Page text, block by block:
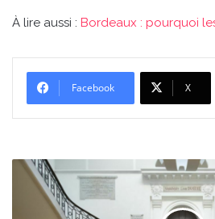
À lire aussi : Bordeaux : pourquoi
Facebook X
Bordeaux,